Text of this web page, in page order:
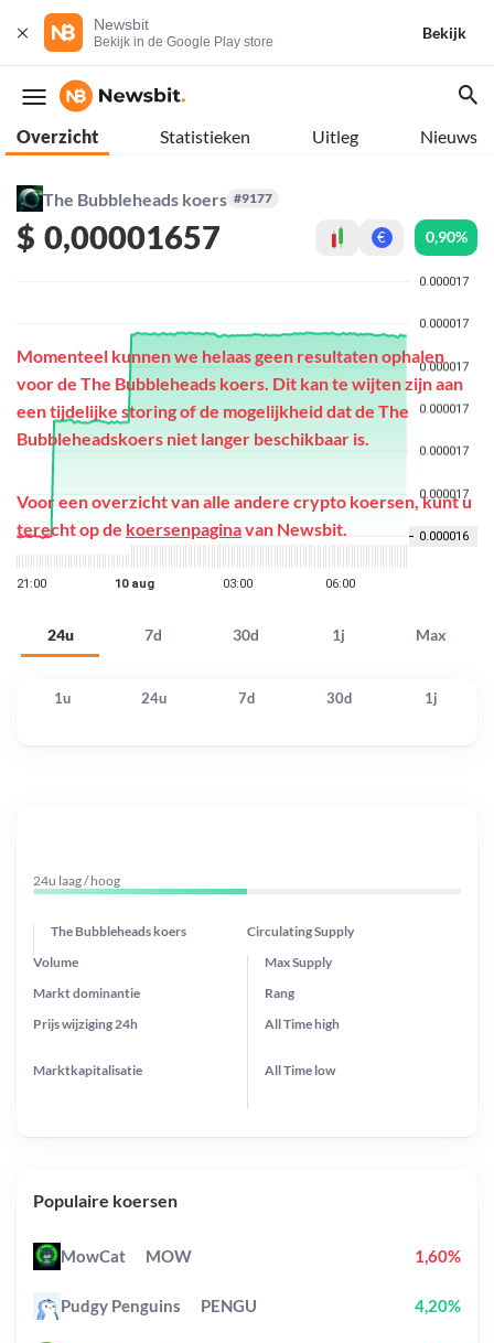
Newsbit
Bekijk in de Google Play store
Bekijk
Overzicht Statistieken Uitleg Nieuws
The Bubbleheads koers #9177
$ 0,00001657 € 0,90%
24u 7d 30d 1j Max
Momenteel kunnen we helaas geen resultaten ophalen
voor de The Bubbleheads koers. Dit kan te wijten zijn aan
een tijdelijke storing of de mogelijkheid dat de The
Bubbleheadskoers niet langer beschikbaar is.
Voor een overzicht van alle andere crypto koersen, kunt u
terecht op de koersenpaginavan Newsbit.
1u 24u 7d 30d 1j
24u laag / hoog
The Bubbleheads koers Circulating Supply
Prijs wijziging 24h
Max Supply
Markt dominantie
Marktkapitalisatie
Volume
Rang
All Timehigh
All Time low
Populaire koersen
MowCat MOW 1,60%
Pudgy Penguins PENGU 4,20%